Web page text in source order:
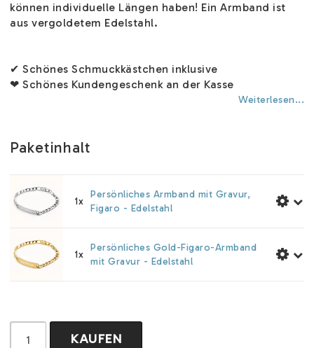
können individuelle Längen haben! Ein Armband ist
aus vergoldetem Edelstahl.
✔ Schönes Schmuckkästchen inklusive
❤ Schönes Kundengeschenk an der Kasse
Weiterlesen...
Paketinhalt
1x
Persönliches Armband mit Gravur,
Figaro - Edelstahl
1x
Persönliches Gold-Figaro-Armband
mit Gravur - Edelstahl
KAUFEN